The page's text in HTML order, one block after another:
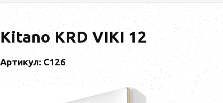
Kitano KRD VIKI 12
Артикул: С126